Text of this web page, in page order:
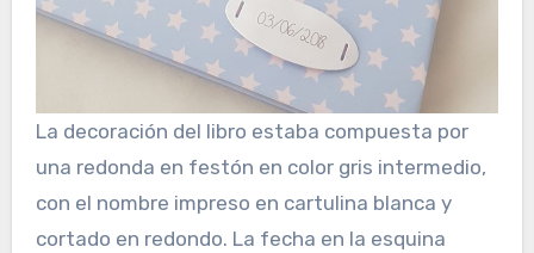
La decoración del libro estaba compuesta por
una redonda en festón en color gris intermedio,
con el nombre impreso en cartulina blanca y
cortado en redondo. La fecha en la esquina